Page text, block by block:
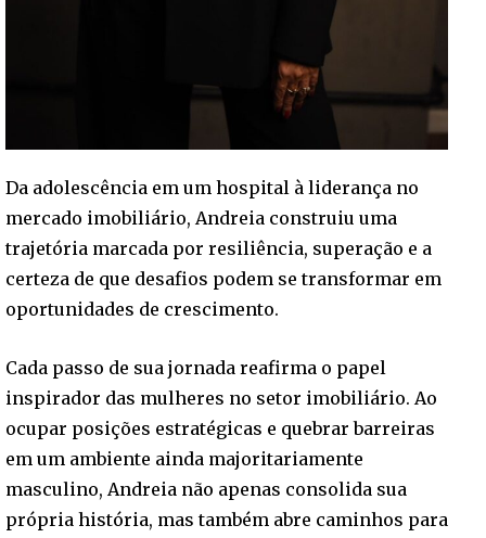
Da adolescência em um hospital à liderança no
mercado imobiliário, Andreia construiu uma
trajetória marcada por resiliência, superação e a
certeza de que desafios podem se transformar em
oportunidades de crescimento.
Cada passo de sua jornada reafirma o papel
inspirador das mulheres no setor imobiliário. Ao
ocupar posições estratégicas e quebrar barreiras
em um ambiente ainda majoritariamente
masculino, Andreia não apenas consolida sua
própria história, mas também abre caminhos para